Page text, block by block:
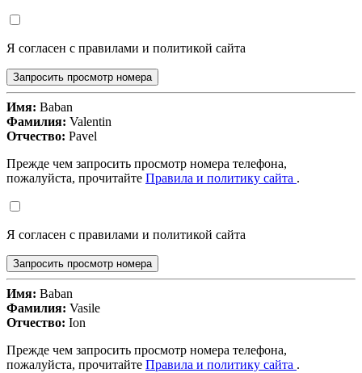
Я согласен с правилами и политикой сайта
Запросить просмотр номера
Имя: Baban
Фамилия: Valentin
Отчество: Pavel
Прежде чем запросить просмотр номера телефона,
пожалуйста, прочитайте Правила и политику сайта .
Я согласен с правилами и политикой сайта
Запросить просмотр номера
Имя: Baban
Фамилия: Vasile
Отчество: Ion
Прежде чем запросить просмотр номера телефона,
пожалуйста, прочитайте Правила и политику сайта .